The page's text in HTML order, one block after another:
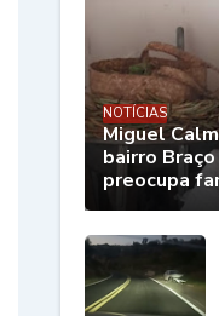
NOTÍCIAS
Miguel
bairro
preocupa